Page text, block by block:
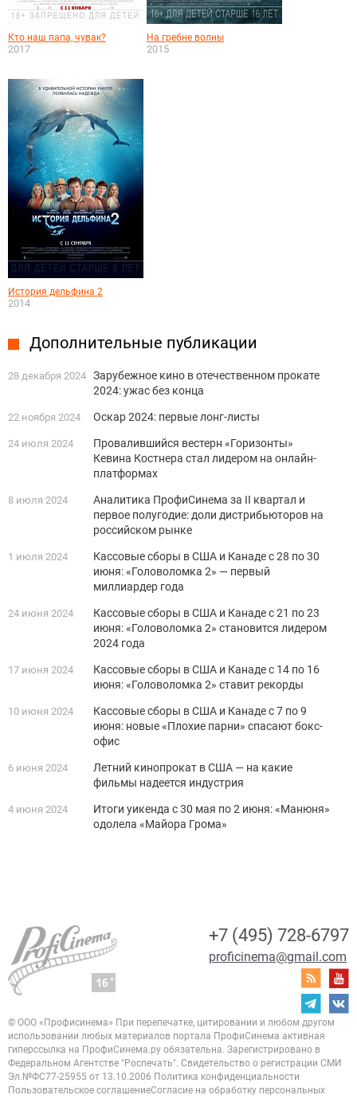
Кто наш папа, чувак?
2017
На гребне волны
2015
История дельфина 2
2014
Дополнительные публикации
28 декабря 2024 Зарубежное кино в отечественном прокате
2024: ужас без конца
22 ноября 2024 Оскар 2024: первые лонг-листы
24 июля 2024
Провалившийся вестерн «Горизонты»
Кевина Костнера стал лидером на онлайн-
платформах
8 июля 2024
Аналитика ПрофиСинема за II квартал и
первое полугодие: доли дистрибьюторов на
российском рынке
1 июля 2024
Кассовые сборы в США и Канаде с 28 по 30
июня: «Головоломка 2» — первый
миллиардер года
24 июня 2024
Кассовые сборы в США и Канаде с 21 по 23
июня: «Головоломка 2» становится лидером
2024 года
17 июня 2024
Кассовые сборы в США и Канаде с 14 по 16
июня: «Головоломка 2» ставит рекорды
10 июня 2024
Кассовые сборы в США и Канаде с 7 по 9
июня: новые «Плохие парни» спасают бокс-
офис
6 июня 2024
Летний кинопрокат в США — на какие
фильмы надеется индустрия
4 июня 2024
Итоги уикенда с 30 мая по 2 июня: «Манюня»
одолела «Майора Грома»
+7 (495) 728-6797
proficinema@gmail.com
© ООО «Профисинема» При перепечатке, цитировании и любом другом
использовании любых материалов портала ПрофиСинема активная
гиперссылка на ПрофиСинема.ру обязательна. Зарегистрировано в
Федеральном Агентстве "Роспечать". Свидетельство о регистрации СМИ
Эл.№ФС77-25955 от 13.10.2006 Политика конфиденциальности
Пользовательское соглашениеСогласие на обработку персональных